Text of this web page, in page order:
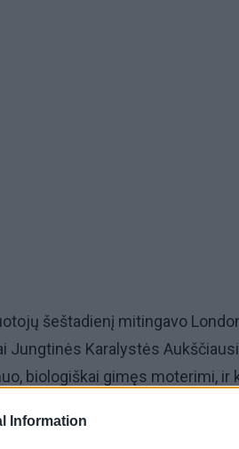
Information
šeštadienį mitingavo
Jungtinės Karalystės
biologiškai gimęs moterimi, ir